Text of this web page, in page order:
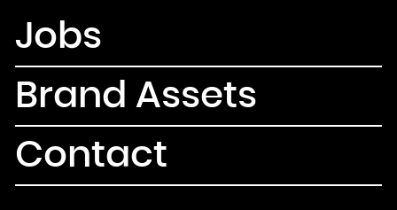
Jobs
Brand Assets
Contact